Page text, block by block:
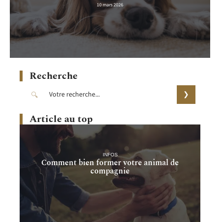
10 mars 2026
Recherche
Article au top
INFOS
Comment bien former votre animal de
compagnie